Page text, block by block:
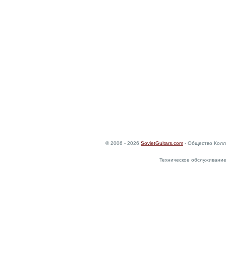
© 2006 - 2026 SovietGuitars.com - Общество
Техническое